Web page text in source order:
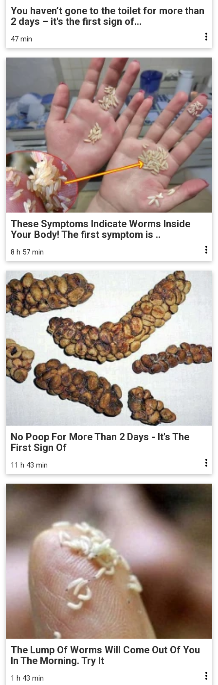
You haven’t gone to the toilet for more than
2 days – it's the first sign of...
47 min
These Symptoms Indicate Worms Inside
Your Body! The first symptom is ..
8 h 57 min
No Poop For More Than 2 Days - It's The
First Sign Of
11 h 43 min
The Lump Of Worms Will Come Out Of You
In The Morning. Try It
1 h 43 min